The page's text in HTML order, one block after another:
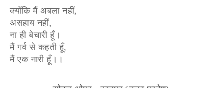
क्योंकि मैं अबला नहीं,
असहाय नहीं,
ना ही बेचारी हूँ।
मैं गर्व से कहती हूँ,
मैं एक नारी हूँ।।